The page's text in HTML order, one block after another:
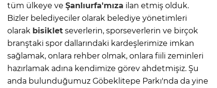
tüm ülkeye ve Şanlıurfa'mıza ilan etmiş olduk.
Bizler belediyeciler olarak belediye yönetimleri
olarak bisiklet severlerin, sporseverlerin ve birçok
branştaki spor dallarındaki kardeşlerimize imkan
sağlamak, onlara rehber olmak, onlara fiili zeminleri
hazırlamak adına kendimize görev ahdetmişiz. Şu
anda bulunduğumuz Göbeklitepe Parkı'nda da yine